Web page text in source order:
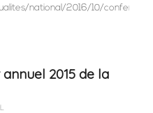
national/2016/10/
2015 de la